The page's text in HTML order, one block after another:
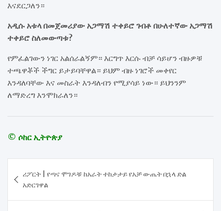
እናደርጋለን።
አዲሱ አቱላ በመጀመሪያው አጋማሽ ተቀይሮ ገብቶ በሁለተኛው አጋማሽ
ተቀይሮ ስለመውጣቱ?
የምፈልገውን ነገር አልሰራልኝም። እርግጥ እርሱ ብቻ ሳይሆን ብዙዎቹ
ተጫዋቾች ችግር ይታይባቸዋል። ይህም ብዙ ነገሮች መቀየር
እንዳለባቸው እና መስራት እንዳለብን የሚያሳይ ነው። ይህንንም
ለማድረግ እንሞክራለን።
© ሶከር ኢትዮጵያ
navigation
ሪፖርት | የጣና ሞገዶቹ ከአራት ተከታታይ የአቻ ውጤት በኋላ ድል
አድርገዋል